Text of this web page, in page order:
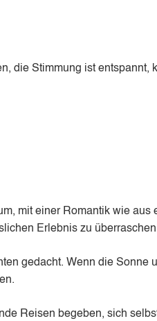
die Stimmung ist entspannt,
mit einer Romantik wie
Erlebnis zu
gedacht. Wenn die Sonne
Reisen begeben, sich